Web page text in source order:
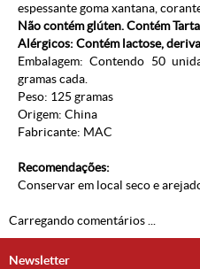
espessante goma xantana,
Não contém glúten. Contém
Alérgicos: Contém lactose,
Embalagem: Contendo 50
gramas cada.
Peso: 125 gramas
Origem: China
Fabricante: MAC
Recomendações:
Conservar em local seco e
Carregando comentários ...
Newsletter